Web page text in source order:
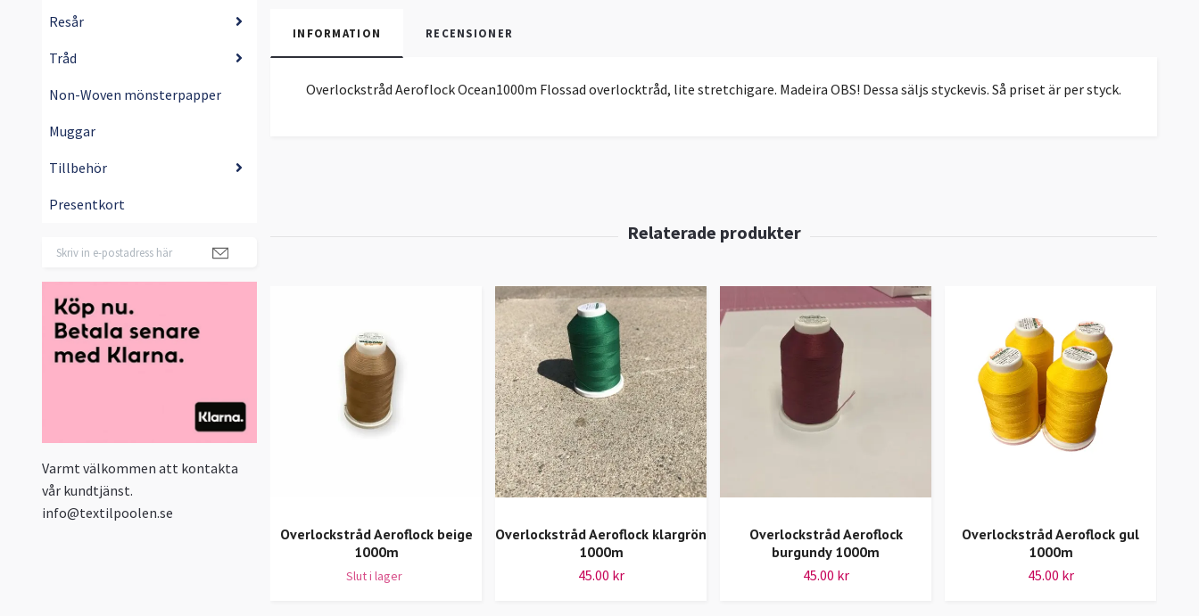
Resår
Tråd
Non-Woven mönsterpapper
Muggar
Tillbehör
Presentkort
Varmt välkommen att kontakta
vår kundtjänst.
info@textilpoolen.se
INFORMATION RECENSIONER
Overlockstråd Aeroflock Ocean1000m Flossad overlocktråd, lite stretchigare. Madeira OBS! Dessa säljs styckevis. Så priset är per styck.
Overlockstråd Aeroflock beige
1000m
Slut i lager
Overlockstråd Aeroflock klargrön
1000m
45.00 kr
Overlockstråd Aeroflock
burgundy 1000m
45.00 kr
Overlockstråd Aeroflock gul
1000m
45.00 kr